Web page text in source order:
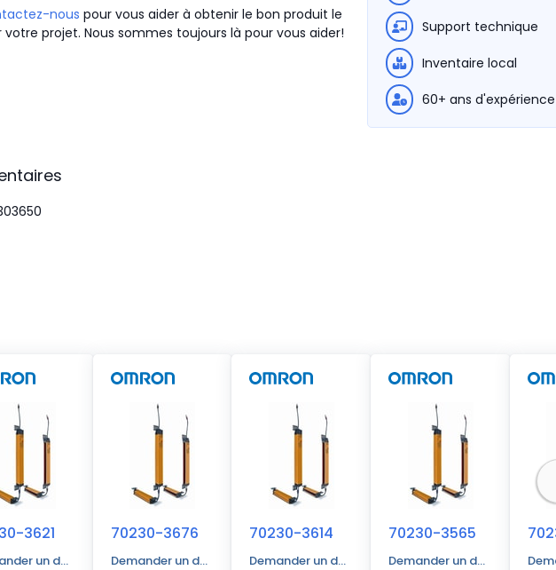
nous pour vous aider à obtenir le bon produit le
projet. Nous sommes toujours là pour vous aider!
Support technique
Inventaire local
60+ ans d'expérience
3621
un devis
70230-3676
Demander un devis
70230-3614
Demander un devis
70230-3565
Demander un devis